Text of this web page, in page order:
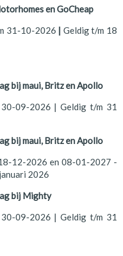
en GoCheap
31-10-2026 | Geldig t/m 18
bij maui, Britz en Apollo
09-2026 | Geldig t/m 31
bij maui, Britz en Apollo
12-2026 en 08-01-2027 -
2026
bij Mighty
09-2026 | Geldig t/m 31